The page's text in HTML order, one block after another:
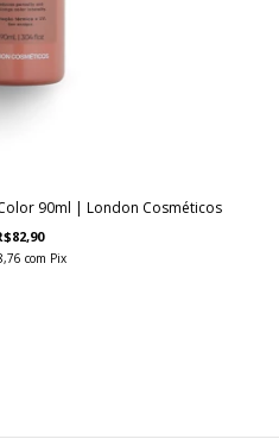
90ml | London Cosméticos
com Pix